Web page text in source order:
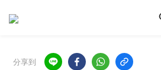
分享到